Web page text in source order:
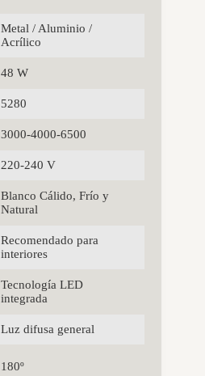
Metal / Aluminio /
Acrílico
48 W
5280
3000-4000-6500
220-240 V
Blanco Cálido, Frío y
Natural
Recomendado para
interiores
Tecnología LED
integrada
Luz difusa general
180º